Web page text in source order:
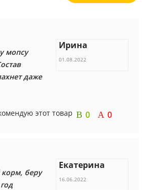
Ирина
01.08.2022
мопсу
даже
этот товар 0 0
Екатерина
16.06.2022
беру